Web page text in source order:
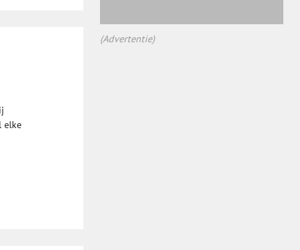
elke
(Advertentie)